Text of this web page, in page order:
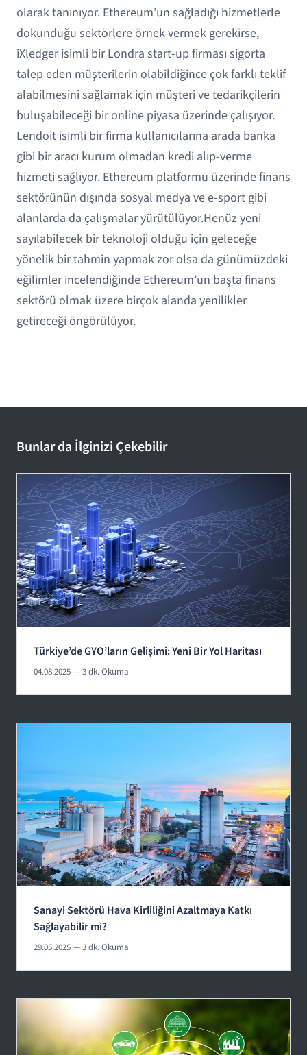
olarak tanınıyor. Ethereum’un sağladığı hizmetlerle
dokunduğu sektörlere örnek vermek gerekirse,
iXledger isimli bir Londra start-up firması sigorta
talep eden müşterilerin olabildiğince çok farklı teklif
alabilmesini sağlamak için müşteri ve tedarikçilerin
buluşabileceği bir online piyasa üzerinde çalışıyor.
Lendoit isimli bir firma kullanıcılarına arada banka
gibi bir aracı kurum olmadan kredi alıp-verme
hizmeti sağlıyor. Ethereum platformu üzerinde finans
sektörünün dışında sosyal medya ve e-sport gibi
alanlarda da çalışmalar yürütülüyor.Henüz yeni
sayılabilecek bir teknoloji olduğu için geleceğe
yönelik bir tahmin yapmak zor olsa da günümüzdeki
eğilimler incelendiğinde Ethereum’un başta finans
sektörü olmak üzere birçok alanda yenilikler
getireceği öngörülüyor.
Bunlar da İlginizi Çekebilir
Türkiye’de GYO’ların Gelişimi: Yeni Bir Yol Haritası
04.08.2025 — 3 dk. Okuma
Sanayi Sektörü Hava Kirliliğini Azaltmaya Katkı
Sağlayabilir mi?
29.05.2025 — 3 dk. Okuma